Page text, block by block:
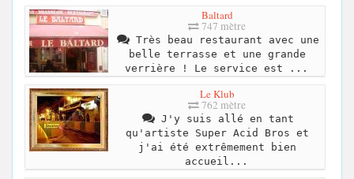
Baltard
747 mètre
Très beau restaurant avec une
belle terrasse et une grande
verrière ! Le service est ...
Le Klub
762 mètre
J'y suis allé en tant
qu'artiste Super Acid Bros et
j'ai été extrêmement bien
accueil...